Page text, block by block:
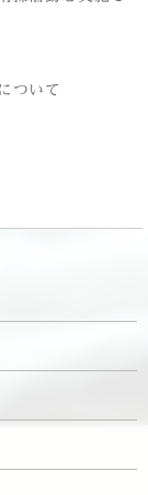
ついて